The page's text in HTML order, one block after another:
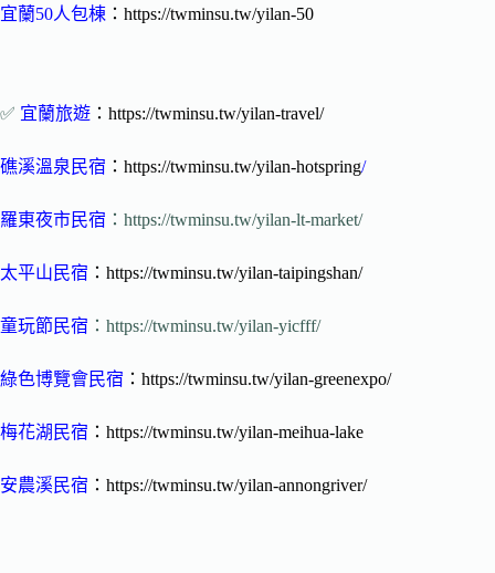
宜蘭50人包棟 ：https://twminsu.tw/yilan-50
✅ 宜蘭旅遊 ：https://twminsu.tw/yilan-travel/
礁溪溫泉民宿 ：https://twminsu.tw/yilan-hotspring/
羅東夜市民宿 ：https://twminsu.tw/yilan-lt-market/
太平山民宿 ：https://twminsu.tw/yilan-taipingshan/
童玩節民宿 ：https://twminsu.tw/yilan-yicfff/
綠色博覽會民宿 ：https://twminsu.tw/yilan-greenexpo/
梅花湖民宿 ：https://twminsu.tw/yilan-meihua-lake
安農溪民宿 ：https://twminsu.tw/yilan-annongriver/